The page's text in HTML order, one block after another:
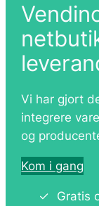
Vi har gjort
integrere
og
Kom i gang
Gratis